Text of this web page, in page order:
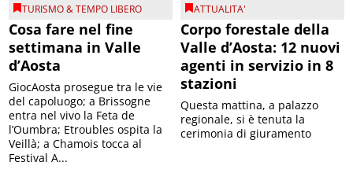
TURISMO & TEMPO LIBERO
Cosa fare nel fine
settimana in Valle
d’Aosta
GiocAosta prosegue tra le vie
del capoluogo; a Brissogne
entra nel vivo la Feta de
l’Oumbra; Etroubles ospita la
Veillà; a Chamois tocca al
Festival A...
ATTUALITA'
Corpo forestale della
Valle d’Aosta: 12 nuovi
agenti in servizio in 8
stazioni
Questa mattina, a palazzo
regionale, si è tenuta la
cerimonia di giuramento